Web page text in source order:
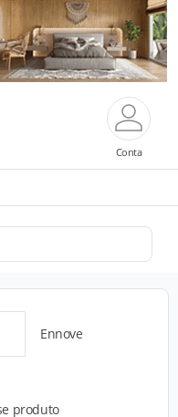
Conta
Ennove
produto